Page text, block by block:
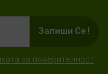
Запиши Се !
за поверителност.